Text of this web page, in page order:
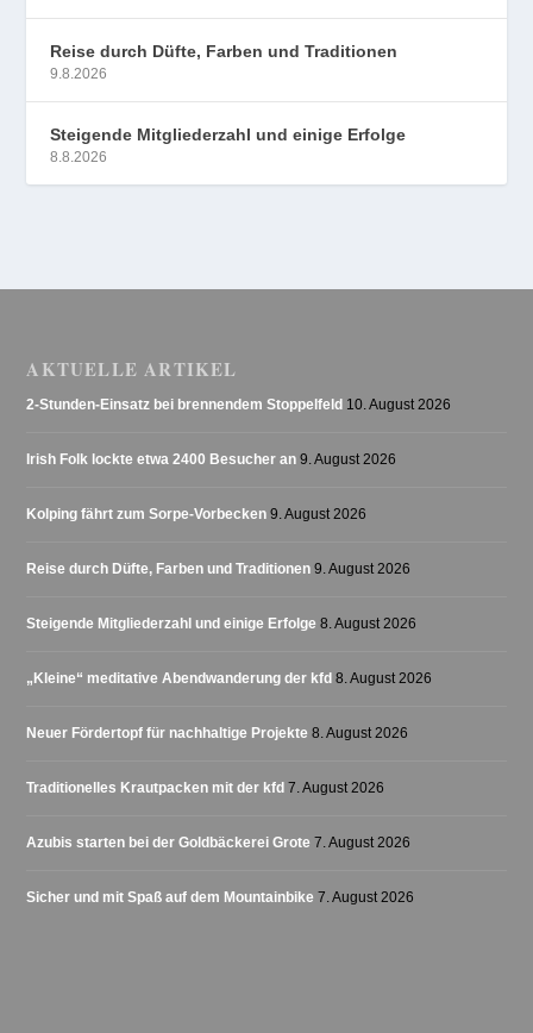
Reise durch Düfte, Farben und Traditionen
9.8.2026
Steigende Mitgliederzahl und einige Erfolge
8.8.2026
AKTUELLE ARTIKEL
2-Stunden-Einsatz bei brennendem Stoppelfeld 10. August 2026
Irish Folk lockte etwa 2400 Besucher an 9. August 2026
Kolping fährt zum Sorpe-Vorbecken 9. August 2026
Reise durch Düfte, Farben und Traditionen 9. August 2026
Steigende Mitgliederzahl und einige Erfolge 8. August 2026
„Kleine“ meditative Abendwanderung der kfd 8. August 2026
Neuer Fördertopf für nachhaltige Projekte 8. August 2026
Traditionelles Krautpacken mit der kfd 7. August 2026
Azubis starten bei der Goldbäckerei Grote 7. August 2026
Sicher und mit Spaß auf dem Mountainbike 7. August 2026